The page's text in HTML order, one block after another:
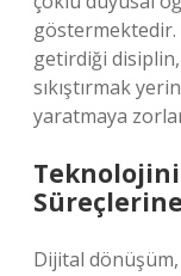
göstermektedir.
getirdiği
sıkıştırmak
yaratmaya
Dijital